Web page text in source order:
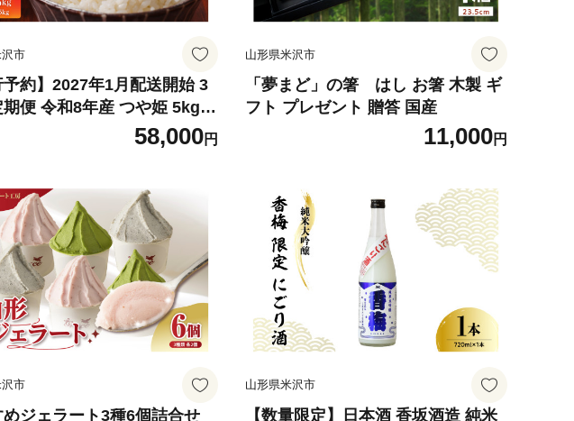
市
予約】2027年1月配送開始 3
期便 令和8年産 つや姫 5kg ×
15kg 特別栽培米 【栽培期間
不使用・化学肥料不使用】
58,000円
山形県米沢市
「夢まど」の箸 はし お箸 木製 ギ
フト プレゼント 贈答 国産
11,000円
市
めジェラート3種6個詰合せ
山形県米沢市
【数量限定】日本酒 香坂酒造 純米